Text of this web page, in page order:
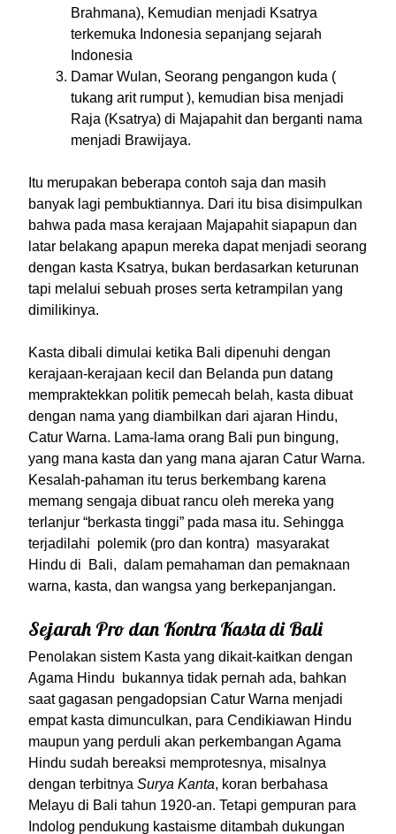
Brahmana), Kemudian menjadi Ksatrya
terkemuka Indonesia sepanjang sejarah
Indonesia
Damar Wulan, Seorang pengangon kuda (
tukang arit rumput ), kemudian bisa menjadi
Raja (Ksatrya) di Majapahit dan berganti nama
menjadi Brawijaya.
Itu merupakan beberapa contoh saja dan masih
banyak lagi pembuktiannya. Dari itu bisa disimpulkan
bahwa pada masa kerajaan Majapahit siapapun dan
latar belakang apapun mereka dapat menjadi seorang
dengan kasta Ksatrya, bukan berdasarkan keturunan
tapi melalui sebuah proses serta ketrampilan yang
dimilikinya.
Kasta dibali dimulai ketika Bali dipenuhi dengan
kerajaan-kerajaan kecil dan Belanda pun datang
mempraktekkan politik pemecah belah, kasta dibuat
dengan nama yang diambilkan dari ajaran Hindu,
Catur Warna. Lama-lama orang Bali pun bingung,
yang mana kasta dan yang mana ajaran Catur Warna.
Kesalah-pahaman itu terus berkembang karena
memang sengaja dibuat rancu oleh mereka yang
terlanjur “berkasta tinggi” pada masa itu. Sehingga
terjadilahi polemik (pro dan kontra) masyarakat
Hindu di Bali, dalam pemahaman dan pemaknaan
warna, kasta, dan wangsa yang berkepanjangan.
Sejarah Pro dan Kontra Kasta di Bali
Penolakan sistem Kasta yang dikait-kaitkan dengan
Agama Hindu bukannya tidak pernah ada, bahkan
saat gagasan pengadopsian Catur Warna menjadi
empat kasta dimunculkan, para Cendikiawan Hindu
maupun yang perduli akan perkembangan Agama
Hindu sudah bereaksi memprotesnya, misalnya
dengan terbitnya Surya Kanta, koran berbahasa
Melayu di Bali tahun 1920-an. Tetapi gempuran para
Indolog pendukung kastaisme ditambah dukungan